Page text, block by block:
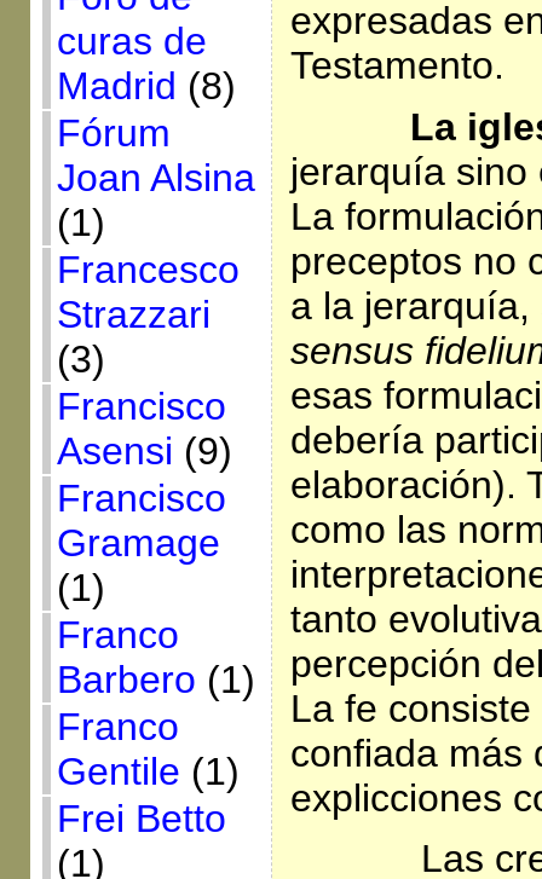
curas de
Madrid (8)
Fórum
Joan Alsina
(1)
Francesco
Strazzari
(3)
Francisco
Asensi (9)
Francisco
Gramage
(1)
Franco
Barbero (1)
Franco
Gentile (1)
Frei Betto
(1)
expresadas
Testamento.
La
jerarquía sino
La
preceptos no
a la
sensus
esas
debería
elaboración).
como las
tanto
percepción
La fe
confiada más
explicciones
Las